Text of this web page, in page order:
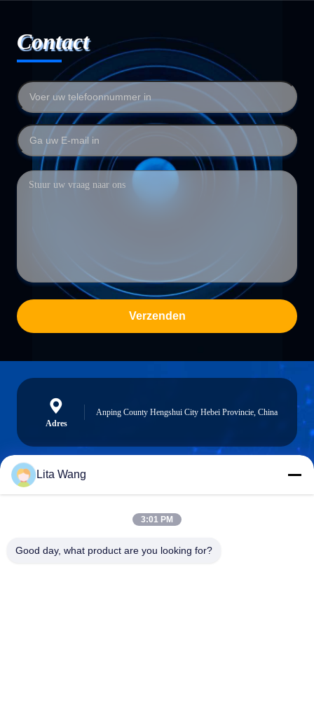
Contact
Verzenden
Adres
Anping County Hengshui City Hebei Provincie, China
lita@screenmeshnet.com
Lita Wang
3:01 PM
Good day, what product are you looking for?